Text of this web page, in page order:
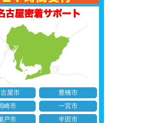
屋市
豊橋市
崎市
一宮市
戸市
半田市